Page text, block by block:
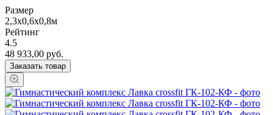
Размер
2,3х0,6х0,8м
Рейтинг
4.5
48 933,00 руб.
Заказать товар